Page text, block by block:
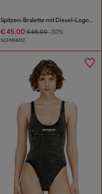
Spitzen-Bralette mit Diesel-Logo-Gummibund
€ 45,00€ 65,00-30%
SCHWARZ